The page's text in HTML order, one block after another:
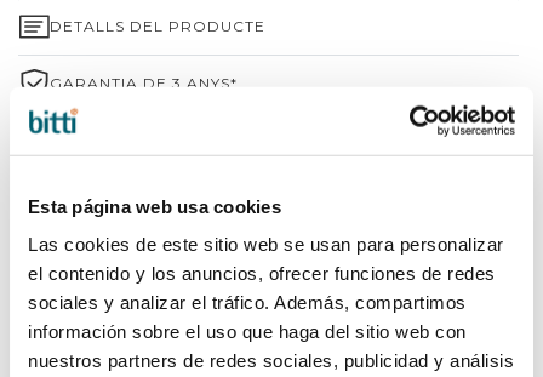
Esta página web usa cookies
Las cookies de este sitio web se usan para personalizar
el contenido y los anuncios, ofrecer funciones de redes
sociales y analizar el tráfico. Además, compartimos
información sobre el uso que haga del sitio web con
nuestros partners de redes sociales, publicidad y análisis
DETALLS DEL PRODUCTE
GARANTIA DE 3 ANYS*
ENVIAMENTS I DEVOLUCIONS
PER QUÈ TRIAR BITTI?
INFORMACIÓ DE LA MARCA
COMPLETA LA TEVA COMPRA